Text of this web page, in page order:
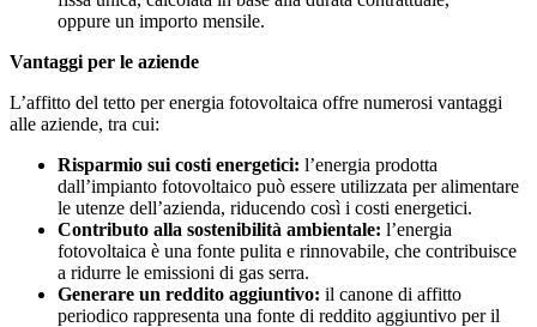
oppure un importo mensile.
Vantaggi per le aziende
L’affitto del tetto per energia fotovoltaica offre numerosi vantaggi
alle aziende, tra cui:
Risparmio sui costi energetici: l’energia prodotta
dall’impianto fotovoltaico può essere utilizzata per alimentare
le utenze dell’azienda, riducendo così i costi energetici.
Contributo alla sostenibilità ambientale: l’energia
fotovoltaica è una fonte pulita e rinnovabile, che contribuisce
a ridurre le emissioni di gas serra.
Generare un reddito aggiuntivo: il canone di affitto
periodico rappresenta una fonte di reddito aggiuntivo per il